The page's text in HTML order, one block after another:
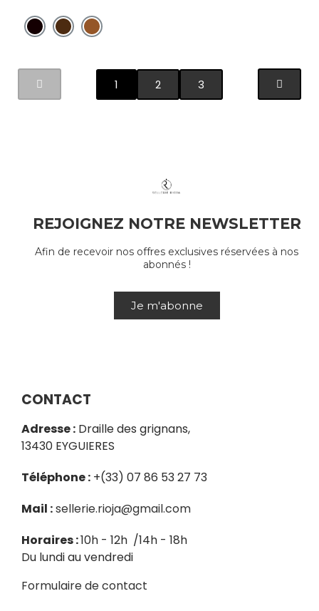
1 2 3
REJOIGNEZ NOTRE NEWSLETTER
Afin de recevoir nos offres exclusives réservées à nos
abonnés !
Je m'abonne
CONTACT
Adresse : Draille des grignans,
13430 EYGUIERES
Téléphone : +(33) 07 86 53 27 73
Mail :sellerie.rioja@gmail.com
Horaires :10h - 12h /14h - 18h
Du lundi au vendredi
Formulaire de contact